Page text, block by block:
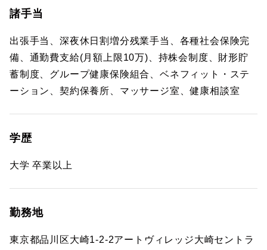
諸手当
出張手当、深夜休日割増分残業手当、各種社会保険完
備、通勤費支給(月額上限10万)、持株会制度、財形貯
蓄制度、グループ健康保険組合、ベネフィット・ステ
ーション、契約保養所、マッサージ室、健康相談室
学歴
大学 卒業以上
勤務地
東京都品川区大崎1-2-2アートヴィレッジ大崎セントラ